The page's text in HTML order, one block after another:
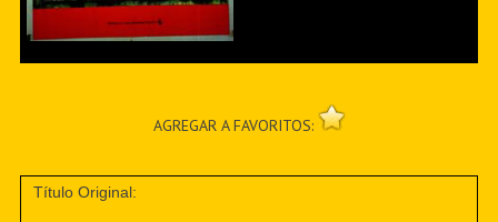
AGREGAR A FAVORITOS:
Título Original: